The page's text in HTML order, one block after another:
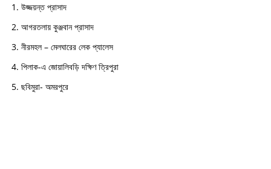
উজ্জয়ন্ত প্রাসাদ
আগরতলায় কুঞ্জবান প্রাসাদ
নীরমহল – মেলঘারের লেক প্যালেস
পিলাক-এ জোয়ালিবড়ি দক্ষিণ ত্রিপুরা
ছবিমুরা- অমরপুরে